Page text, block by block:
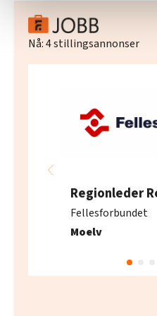
Vi deler bare informasjon
nettstedet med LO Medias
Nå:4stillingsannonser
Regionleder
Fellesforbundet
Moelv